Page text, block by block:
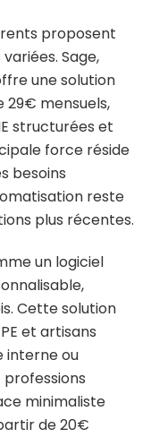
proposent
Sage,
une solution
mensuels,
structurées et
force réside
besoins
reste
plus récentes.
un logiciel
Cette solution
et artisans
interne ou
minimaliste
de 20€